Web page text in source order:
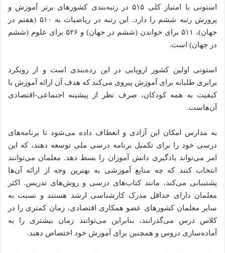
استونی با امتیاز کلی ۵۱۵ در رتبه‌بندی کشورهای برتر آموزش و
پرورش رتبه ششم را دارد. این رتبه در ریاضیات به ۵۱۰ (هفتم در
جهان)، ۵۱۱ برای خواندن (ششم در جهان) و ۵۲۶ برای علوم (ششم
در جهان) است.
استونی اولین کشور اروپایی در این رده‌بندی است و از رویکرد
برابری طلبانه برای آموزش پیروی می‌کند که هدف آن ارائه آموزش با
کیفیت به همه کودکان، صرف نظر از پیشینه اجتماعی-اقتصادی
آن‌هاست.
به مدارس امکان این آزادی و انعطاف داده می‌شود تا برنامه‌های
درسی خود را برای تکمیل برنامه درسی ملی توسعه دهند، که این
امر می‌تواند یادگیری دانش آموزان را بسط دهد. معلمان می‌توانند
انتخاب کنند که چه منابع آموزشی به بهترین وجه از ارائه آن‌ها
پشتیبانی می‌کند، مانند کتاب‌های درسی و روش‌های تدریس. اکثر
معلمان دارای حداقل مدرک کارشناسی ارشد هستند و نسبت به
سایر معلمان کشورهای عضو همکاری اقتصادی، زمان کمتری را در
کلاس درس می‌گذرانند، بنابراین می‌توانند زمان بیشتری را به
آماده‌سازی دروس و همچنین برای آموزش خود اختصاص دهند.